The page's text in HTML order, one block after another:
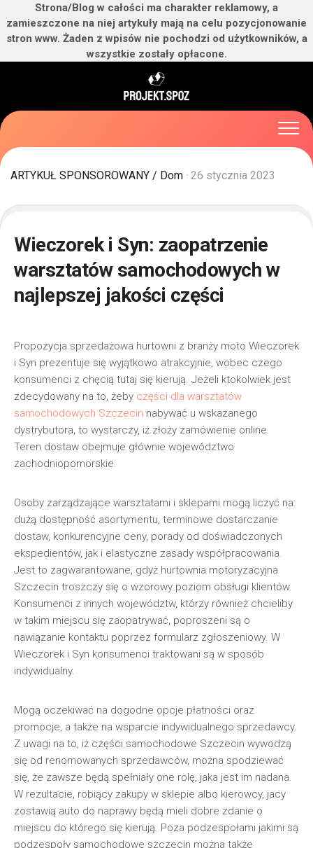
Strona/Blog w całości ma charakter reklamowy, a
zamieszczone na niej artykuły mają na celu pozycjonowanie
stron www. Żaden z wpisów nie pochodzi od użytkowników, a
wszystkie zostały opłacone.
ARTYKUŁ SPONSOROWANY / Dom · 26 stycznia 2023
Wieczorek i Syn: zaopatrzenie
warsztatów samochodowych w
najlepszej jakości części
Propozycja sprzedażowa hurtowni z branży moto Wieczorek
i Syn prezentuje się wyjątkowo atrakcyjnie, wobec czego
konsumenci z chęcią tutaj się kierują. Jeżeli ktokolwiek jest
zdecydowany na to, żeby części dla warsztatów
samochodowych Szczecin nabywać u wskazanego
dystrybutora, to wystarczy, iż złoży zamówienie online.
Teren dostaw obejmuje głównie województwo
zachodniopomorskie.
Osoby zarządzające warsztatami i sklepami mogą liczyć na:
dużą dostępność asortymentu, terminowe dostarczanie
dostaw, konkurencyjne ceny, porady od doświadczonych
ekspedientów, jak i elastyczne zasady współpracowania.
Jest to zagwarantowane, gdyż hurtownia motoryzacyjna
Szczecin troszczy się o wzorowy poziom obsługi klientów.
Konsumenci z innych województw, którzy również chcieliby
w takim miejscu się zaopatrywać, poproszeni są o
nawiązanie kontaktu poprzez formularz zgłoszeniowy. W
Wieczorek i Syn konsumenci traktowani są w sposób
indywidualny.
Mogą oczekiwać na dogodne opcje płatności oraz
promocje, a także na wsparcie indywidualnego sprzedawcy.
Z uwagi na to, iż części samochodowe Szczecin wywodzą
się od renomowanych sprzedawców, można spodziewać
się, że zawsze będą spełniały one rolę, jaka jest im nadana.
W rezultacie, robiący zakupy w sklepie albo kierowcy, jacy
zostawią auto do naprawy będą mieli dobre zdanie o
miejscu do którego się kierują. Poza podzespołami jakimi są
podzespoły samochodowe szczecin można także